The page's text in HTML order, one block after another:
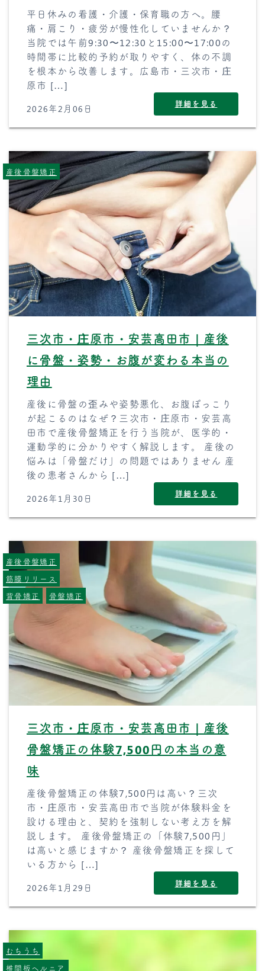
平日休みの看護・介護・保育職の方へ。腰
痛・肩こり・疲労が慢性化していませんか？
当院では午前9:30〜12:30と15:00〜17:00の
時間帯に比較的予約が取りやすく、体の不調
を根本から改善します。広島市・三次市・庄
原市 […]
2026年2月06日 詳細を見る
三次市・庄原市・安芸高田市｜産後
に骨盤・姿勢・お腹が変わる本当の
理由
産後に骨盤の歪みや姿勢悪化、お腹ぽっこり
が起こるのはなぜ？三次市・庄原市・安芸高
田市で産後骨盤矯正を行う当院が、医学的・
運動学的に分かりやすく解説します。 産後の
悩みは「骨盤だけ」の問題ではありません 産
後の患者さんから […]
2026年1月30日 詳細を見る
産後骨盤矯正
三次市・庄原市・安芸高田市｜産後
骨盤矯正の体験7,500円の本当の意
味
産後骨盤矯正の体験7,500円は高い？三次
市・庄原市・安芸高田市で当院が体験料金を
設ける理由と、契約を強制しない考え方を解
説します。 産後骨盤矯正の「体験7,500円」
は高いと感じますか？ 産後骨盤矯正を探して
いる方から […]
2026年1月29日 詳細を見る
産後骨盤矯正
筋膜リリース
背骨矯正
骨盤矯正
むちうち
椎間板ヘルニア